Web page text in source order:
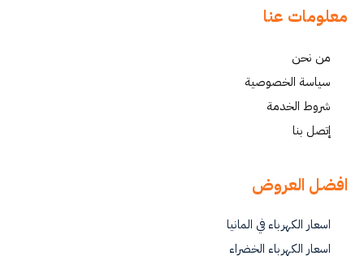
معلومات عنا
من نحن
سياسة الخصوصية
شروط الخدمة
إتصل بنا
افضل العروض
اسعار الكهرباء في المانيا
اسعار الكهرباء الخضراء